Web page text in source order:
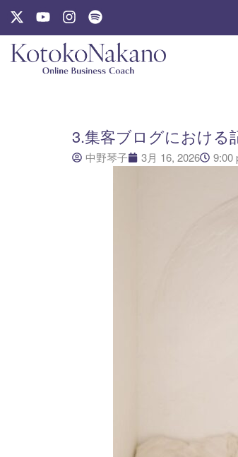
X
-
t
w
Y
o
u
t
u
I
n
s
t
a
S
p
o
t
i
3.集客ブログにおける
中野琴子 3月 16, 2026 9:00